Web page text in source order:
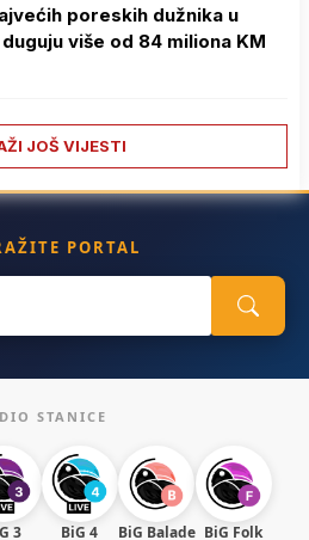
poreskih dužnika u
više od 84 miliona KM
JOŠ VIJESTI
PORTAL
STANICE
3 BiG 4 BiG Balade BiG Folk